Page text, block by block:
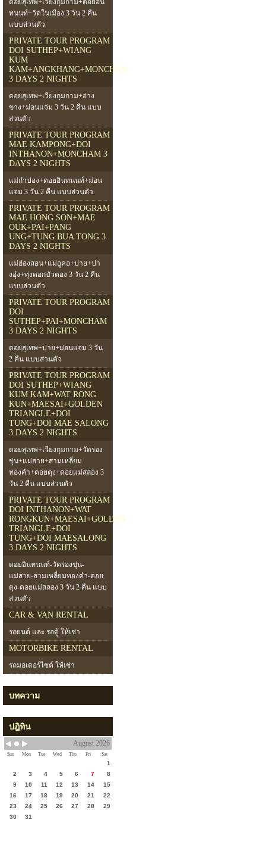
ดอยสุเทพ+เวียงกุมกาม+ดอยอิน
ทนนท์+วัดในเมือง 3 วัน 2 คืน
แบบส่วนตัว
PRIVATE TOUR PROGRAM
DOI SUTHEP+WIANG
KUM
KAM+ANGKHANG+MONCHAM
3 DAYS 2 NIGHTS
ดอยสุเทพ+เวียงกุมกาม+อ่าง
ขาง+ม่อนแจ่ม 3 วัน 2 คืน แบบ
ส่วนตัว
PRIVATE TOUR PROGRAM
MAE KAMPONG+DOI
INTHANON+MONCHAM 3
DAYS 2 NIGHTS
แม่กำปอง+ดอยอินทนนท์+ม่อน
แจ่ม 3 วัน 2 คืน แบบส่วนตัว
PRIVATE TOUR PROGRAM
MAE HONG SON+MAE
OUK+PAI+PANG
UNG+TUNG BUA TONG 3
DAYS 2 NIGHTS
แม่ฮ่องสอน+แม่อูคอ+ปาย+ปา
งอุ๋ง+ทุ่งดอกบัวตอง 3 วัน 2 คืน
แบบส่วนตัว
PRIVATE TOUR PROGRAM
DOI
SUTHEP+PAI+MONCHAM
3 DAYS 2 NIGHTS
ดอยสุเทพ+ปาย+ม่อนแจ่ม 3 วัน
2 คืน แบบส่วนตัว
PRIVATE TOUR PROGRAM
DOI SUTHEP+WIANG
KUM KAM+WAT RONG
KUN+MAESAI+GOLDEN
TRIANGLE+DOI
TUNG+DOI MAE SALONG
3 DAYS 2 NIGHTS
ดอยสุเทพ+เวียงกุมกาม+วัดร่อง
ขุ่น+แม่สาย+สามเหลี่ยม
ทองคำ+ดอยตุง+ดอยแม่สลอง 3
วัน 2 คืน แบบส่วนตัว
PRIVATE TOUR PROGRAM
DOI INTHANON+WAT
RONGKUN+MAESAI+GOLDEN
TRIANGLE+DOI
TUNG+DOI MAESALONG
3 DAYS 2 NIGHTS
ดอยอินทนนท์-วัดร่องขุ่น-
แม่สาย-สามเหลี่ยมทองคำ-ดอย
ตุง-ดอยแม่สลอง 3 วัน 2 คืน แบบ
ส่วนตัว
CAR & VAN RENTAL
รถยนต์ และ รถตู้ ให้เช่า
MOTORBIKE RENTAL
รถมอเตอร์ไซต์ ให้เช่า
บทความ
ปฎิทิน
August 2026
Sun Mon Tue Wed Thu Fri Sat
1
2
3 4 5 6 7
8
9
10 11 12 13 14
15
16
17 18 19 20 21
22
23
24 25 26 27 28
29
30
31